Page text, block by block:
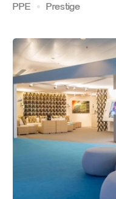
PPE
Prestige